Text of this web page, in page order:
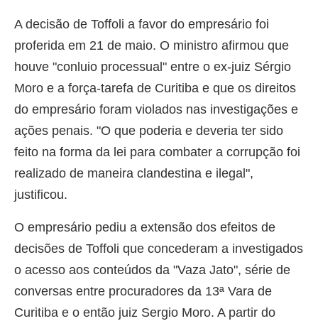
A decisão de Toffoli a favor do empresário foi
proferida em 21 de maio. O ministro afirmou que
houve "conluio processual" entre o ex-juiz Sérgio
Moro e a força-tarefa de Curitiba e que os direitos
do empresário foram violados nas investigações e
ações penais. "O que poderia e deveria ter sido
feito na forma da lei para combater a corrupção foi
realizado de maneira clandestina e ilegal",
justificou.
O empresário pediu a extensão dos efeitos de
decisões de Toffoli que concederam a investigados
o acesso aos conteúdos da "Vaza Jato", série de
conversas entre procuradores da 13ª Vara de
Curitiba e o então juiz Sergio Moro. A partir do